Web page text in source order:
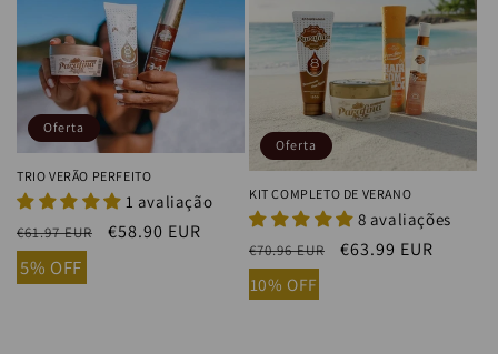
Oferta
TRIO VERÃO PERFEITO
1 avaliação
Precio
habitual
€61.97 EUR
Precio
€58.90 EUR
5% OFF
Oferta
KIT COMPLETO DE VERANO
8 avaliações
Precio
habitual
€70.96 EUR
Precio
€63.99 EUR
10% OFF